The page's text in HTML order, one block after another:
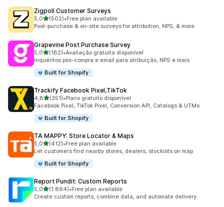
Zigpoll Customer Surveys
5,0de 5 estrelas
(502)
502 total de avaliações
•Free plan available
Post-purchase & on-site surveys for attribution, NPS, & more
Grapevine Post Purchase Survey
5,0de 5 estrelas
(182)
182 total de avaliações
•Avaliação gratuita disponível
Inquéritos pós-compra e email para atribuição, NPS e mais
Built for Shopify
Trackify Facebook Pixel,TikTok
4,8de 5 estrelas
(351)
351 total de avaliações
•Plano gratuito disponível
Facebook Pixel, TikTok Pixel, Conversion API, Catalogs & UTMs
Built for Shopify
TA MAPPY: Store Locator & Maps
5,0de 5 estrelas
(412)
412 total de avaliações
•Free plan available
Let customers find nearby stores, dealers, stockists on map
Built for Shopify
Report Pundit: Custom Reports
5,0de 5 estrelas
(1.864)
1864 total de avaliações
•Free plan available
Create custom reports, combine data, and automate delivery